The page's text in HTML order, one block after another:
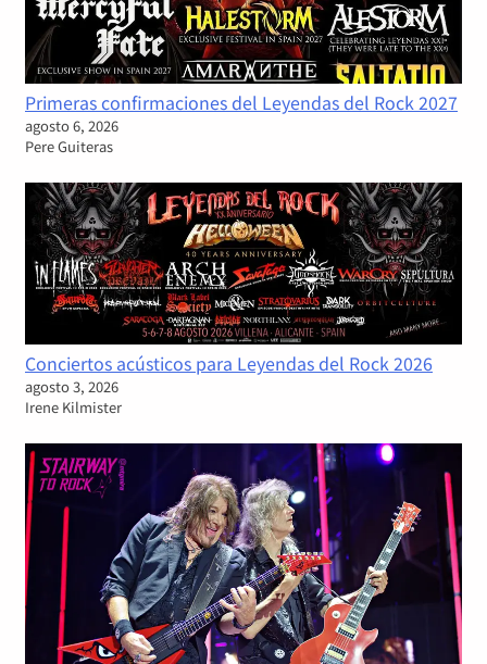
Primeras confirmaciones del Leyendas del Rock 2027
agosto 6, 2026
Pere Guiteras
Conciertos acústicos para Leyendas del Rock 2026
agosto 3, 2026
Irene Kilmister